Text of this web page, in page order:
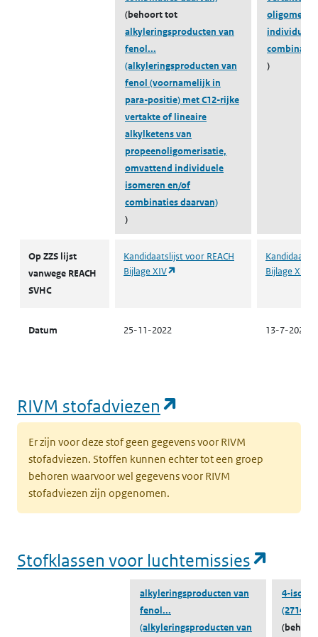
(behoort tot
alkyleringsproducten van
fenol...
(alkyleringsproducten van
fenol (voornamelijk in
para-positie) met C12-rijke
vertakte of lineaire
alkylketens van
propeenoligomerisatie,
omvattend individuele
isomeren en/of
combinaties daarvan)
)
individuele
)
Op ZZS lijst
vanwege REACH
SVHC
Kandidaatslijst voor REACH
Bijlage XIV
(opent in een nieuw tabblad)
Bijlage XIV
Datum
25-11-2022 13-7-2021
ZZS-Navigator
lucht
Emissiegegevens
ZZS-Navigator
water
Naar water
RIVM stofadviezen
Er zijn voor deze stof geen gegevens voor RIVM
stofadviezen. Stoffen kunnen echter tot een groep
behoren waarvoor wel gegevens voor RIVM
stofadviezen zijn opgenomen.
Stofklassen voor luchtemissies
alkyleringsproducten van
fenol...
(alkyleringsproducten van
4-
(27147-